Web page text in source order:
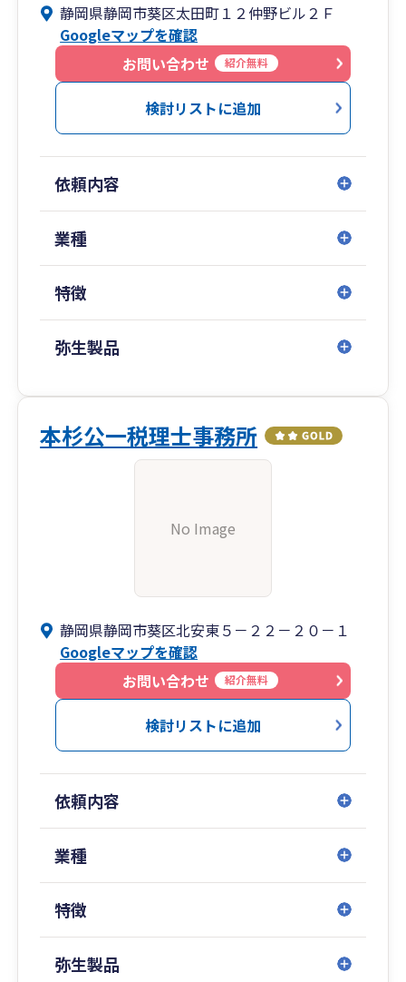
方に対して、税務相談から法人化相談、資金調達
支援、事業承継・M＆A支援まで幅広くサービスを
提供しております。
静岡県静岡市葵区太田町１２仲野ビル２Ｆ
Googleマップを確認
お問い合わせ
紹介無料
検討リストに追加
依頼内容
業種
特徴
弥生製品
本杉公一税理士事務所
No Image
静岡県静岡市葵区北安東５－２２－２０－１
Googleマップを確認
お問い合わせ
紹介無料
検討リストに追加
依頼内容
業種
特徴
弥生製品